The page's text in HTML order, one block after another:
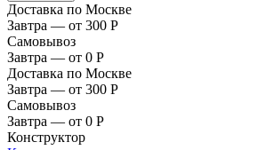
Доставка по Москве
Завтра — от 300 Р
Самовывоз
Завтра — от 0 Р
Доставка по Москве
Завтра — от 300 Р
Самовывоз
Завтра — от 0 Р
Конструктор